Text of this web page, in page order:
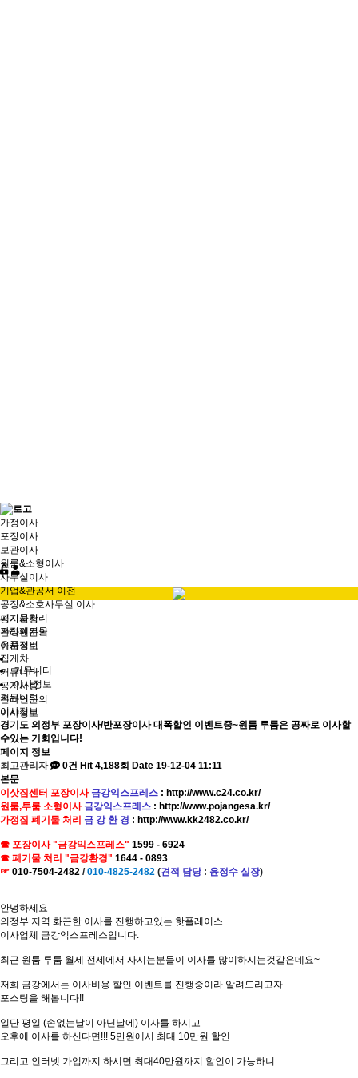
가정이사
포장이사
보관이사
원룸&소형이사
사무실이사
기업&관공서 이전
공장&소호사무실 이사
폐기물처리
가정폐기물
유품정리
집게차
커뮤니티
공지사항
온라인문의
이사정보
공지사항
온라인문의
이사정보
커뮤니티
이사정보
커뮤니티
이사정보
경기도 의정부 포장이사/반포장이사 대폭할인 이벤트중~원룸 투룸은 공짜로 이사할
수있는 기회입니다!
페이지 정보
최고관리자
0건 Hit 4,188회 Date 19-12-04 11:11
본문
이삿짐센터 포장이사 금강익스프레스 : http://www.c24.co.kr/
원룸,투룸 소형이사 금강익스프레스 : http://www.pojangesa.kr/
가정집 폐기물 처리 금 강 환 경 : http://www.kk2482.co.kr/
☎ 포장이사 "금강익스프레스" 1599 - 6924
☎ 폐기물 처리 "금강환경" 1644 - 0893
☞ 010-7504-2482 /010-4825-2482 (견적 담당 : 윤정수 실장)
안녕하세요
의정부 지역 화끈한 이사를 진행하고있는 핫플레이스
이사업체 금강익스프레스입니다.
최근 원룸 투룸 월세 전세에서 사시는분들이 이사를 많이하시는것같은데요~
저희 금강에서는 이사비용 할인 이벤트를 진행중이라 알려드리고자
포스팅을 해봅니다!!
일단 평일 (손없는날이 아닌날에) 이사를 하시고
오후에 이사를 하신다면!!! 5만원에서 최대 10만원 할인
그리고 인터넷 가입까지 하시면 최대40만원까지 할인이 가능하니